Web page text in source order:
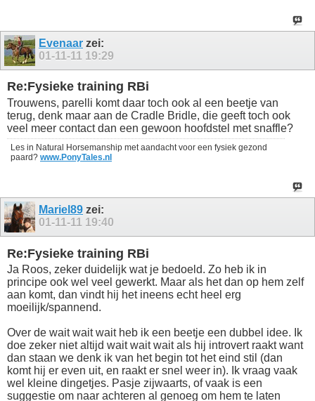
Evenaar zei:
01-11-11 19:29
Re:Fysieke training RBi
Trouwens, parelli komt daar toch ook al een beetje van
terug, denk maar aan de Cradle Bridle, die geeft toch ook
veel meer contact dan een gewoon hoofdstel met snaffle?
Les in Natural Horsemanship met aandacht voor een fysiek gezond
paard? www.PonyTales.nl
Mariel89 zei:
01-11-11 19:40
Re:Fysieke training RBi
Ja Roos, zeker duidelijk wat je bedoeld. Zo heb ik in
principe ook wel veel gewerkt. Maar als het dan op hem zelf
aan komt, dan vindt hij het ineens echt heel erg
moeilijk/spannend.
Over de wait wait wait heb ik een beetje een dubbel idee. Ik
doe zeker niet altijd wait wait wait als hij introvert raakt want
dan staan we denk ik van het begin tot het eind stil (dan
komt hij er even uit, en raakt er snel weer in). Ik vraag vaak
wel kleine dingetjes. Pasje zijwaarts, of vaak is een
suggestie om naar achteren al genoeg om hem te laten